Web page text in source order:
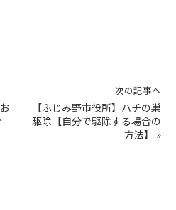
次の記事へ
【ふじみ野市役所】ハチの巣
駆除【自分で駆除する場合の
方法】
»